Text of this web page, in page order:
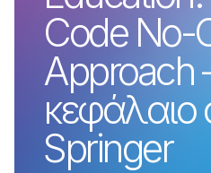
Code No-
Approach
κεφάλαιο
Springer